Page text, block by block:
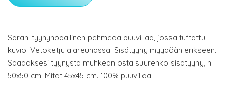
Sarah-tyynynpäällinen pehmeää puuvillaa, jossa tuftattu
kuvio. Vetoketju alareunassa. Sisätyyny myydään erikseen.
Saadaksesi tyynystä muhkean osta suurehko sisätyyny, n.
50x50 cm. Mitat 45x45 cm. 100% puuvillaa.